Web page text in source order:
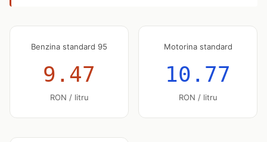
Benzina standard 95
9.47
RON / litru
Motorina standard
10.77
RON / litru